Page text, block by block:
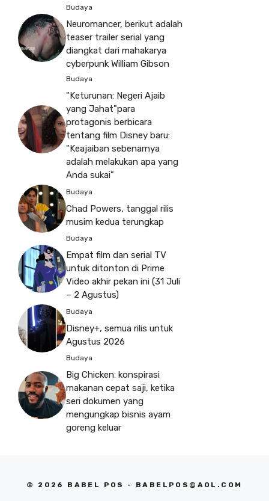
Budaya
Neuromancer, berikut adalah
teaser trailer serial yang
diangkat dari mahakarya
cyberpunk William Gibson
Budaya
"Keturunan: Negeri Ajaib
yang Jahat"para
protagonis berbicara
tentang film Disney baru:
"Keajaiban sebenarnya
adalah melakukan apa yang
Anda sukai"
Budaya
Chad Powers, tanggal rilis
musim kedua terungkap
Budaya
Empat film dan serial TV
untuk ditonton di Prime
Video akhir pekan ini (31 Juli
– 2 Agustus)
Budaya
Disney+, semua rilis untuk
Agustus 2026
Budaya
Big Chicken: konspirasi
makanan cepat saji, ketika
seri dokumen yang
mengungkap bisnis ayam
goreng keluar
© 2026 BABEL POS - BABELPOS@AOL.COM